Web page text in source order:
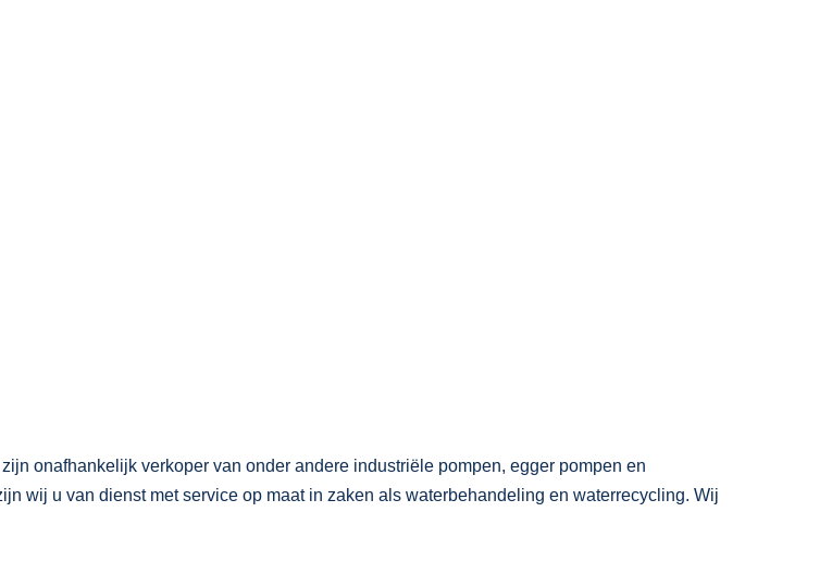
onafhankelijk verkoper van onder andere industriële pompen, egger pompen en
wij u van dienst met service op maat in zaken als waterbehandeling en waterrecycling. Wij